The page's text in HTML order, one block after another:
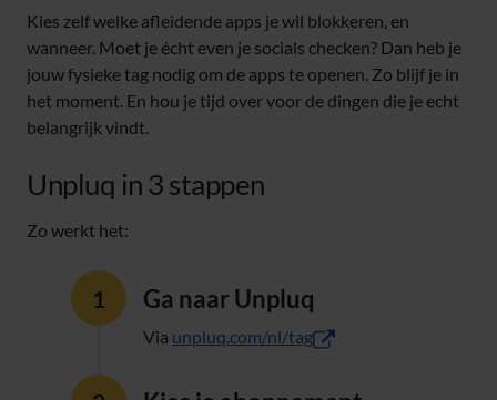
Kies zelf welke afleidende apps je wil blokkeren, en
wanneer. Moet je écht even je socials checken? Dan heb je
jouw fysieke tag nodig om de apps te openen. Zo blijf je in
het moment. En hou je tijd over voor de dingen die je echt
belangrijk vindt.
Unpluq in 3 stappen
Zo werkt het:
Ga naar Unpluq
Via unpluq.com/nl/tag(opent in nieuw